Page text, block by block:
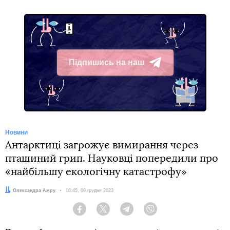
Підпишись на наш
Telegram
Новини
Антарктиці загрожує вимирання через
пташиний грип. Науковці попередили про
«найбільшу екологічну катастрофу»
Автор:
Олександра Амру Дата:
16:45, 09 грудня 2023
Facebook Twitter Telegram